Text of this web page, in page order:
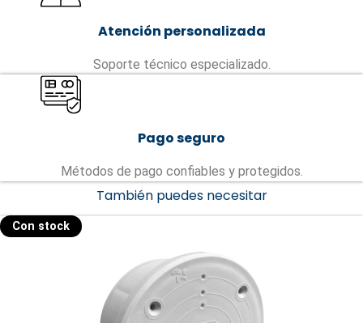
Atención personalizada
Soporte técnico especializado.
Pago seguro
Métodos de pago confiables y protegidos.
También puedes necesitar
Con stock